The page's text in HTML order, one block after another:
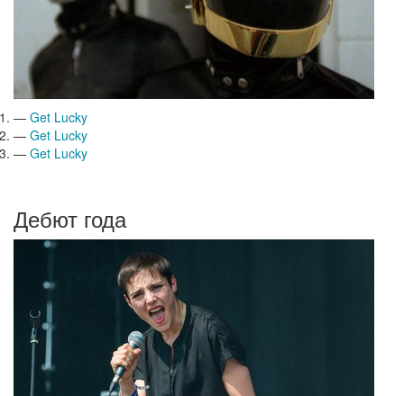
— Get Lucky
— Get Lucky
— Get Lucky
Дебют года